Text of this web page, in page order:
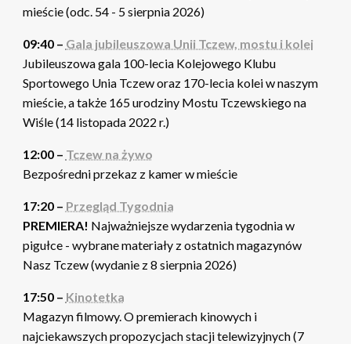
mieście (odc. 54 - 5 sierpnia 2026)
09:40 – Gala jubileuszowa Unii Tczew, mostu i kolei
Jubileuszowa gala 100-lecia Kolejowego Klubu
Sportowego Unia Tczew oraz 170-lecia kolei w naszym
mieście, a także 165 urodziny Mostu Tczewskiego na
Wiśle (14 listopada 2022 r.)
12:00 – Tczew na żywo
Bezpośredni przekaz z kamer w mieście
17:20 – Przegląd Tygodnia
PREMIERA! Najważniejsze wydarzenia tygodnia w
pigułce - wybrane materiały z ostatnich magazynów
Nasz Tczew (wydanie z 8 sierpnia 2026)
17:50 – Kinotetka
Magazyn filmowy. O premierach kinowych i
najciekawszych propozycjach stacji telewizyjnych (7